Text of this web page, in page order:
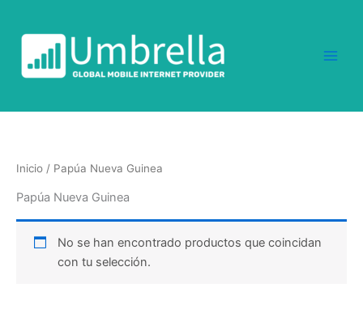
contenido
Inicio / Papúa Nueva Guinea
Papúa Nueva Guinea
No se han encontrado productos que coincidan
con tu selección.